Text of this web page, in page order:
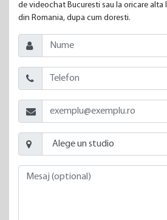
de videochat Bucuresti sau la oricare alta
din Romania, dupa cum doresti.